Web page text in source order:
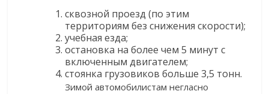
сквозной проезд (по этим
территориям без снижения скорости);
учебная езда;
остановка на более чем 5 минут с
включенным двигателем;
стоянка грузовиков больше 3,5 тонн.
Зимой автомобилистам негласно